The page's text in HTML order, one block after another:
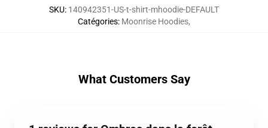
SKU: 140942351-US-t-shirt-mhoodie-DEFAULT
Catégories: Moonrise Hoodies,
What Customers Say